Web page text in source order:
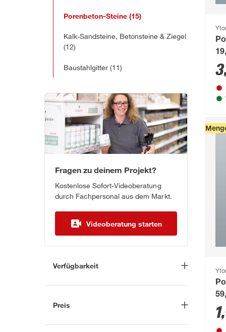
Porenbeton-Steine (15)
Kalk-Sandsteine, Betonsteine & Ziegel
(12)
Baustahlgitter (11)
Fragen zu deinem Projekt?
Kostenlose Sofort-Videoberatung
durch Fachpersonal aus dem Markt.
Videoberatung starten
Verfügbarkeit
Lieferung nach Hause (1)
bestellbar (6)
Preis
3
1,